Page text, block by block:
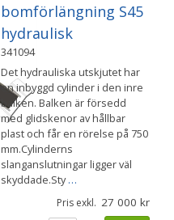
bomförlängning S45
hydraulisk
341094
Det hydrauliska utskjutet har
en inbyggd cylinder i den inre
balken. Balken är försedd
med glidskenor av hållbar
plast och får en rörelse på 750
mm.Cylinderns
slanganslutningar ligger väl
skyddade.Sty…
Pris exkl. 27 000